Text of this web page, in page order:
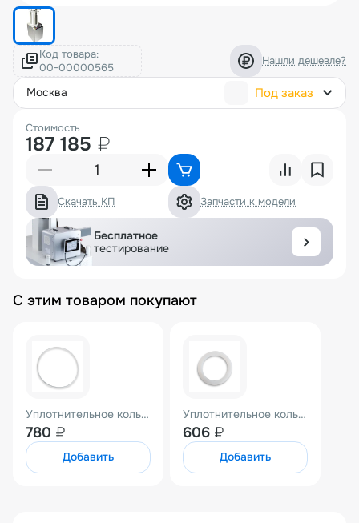
Код товара: Нашли дешевле?
москва Под заказ
Стоимость
187 185 ₽
Скачать КП Запчасти к модели
Бесплатное
тестирование
С этим товаром покупают
Уплотнительное кольцо поршня для SF-350
780 ₽
Добавить
Уплотнительное кольцо цевки для SF
606 ₽
Добавить